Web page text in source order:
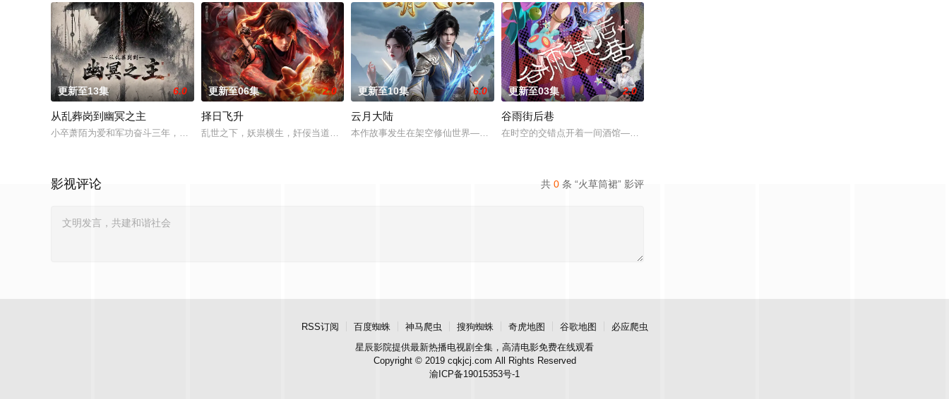
更新至13集 6.0
从乱葬岗到幽冥之主
小卒萧陌为爱和军功奋斗三年，却被恋人柳莺儿与将军之子赵昊联手背叛，残忍杀害后抛尸乱葬岗。濒死之际，他唤醒了上古魔刀“幽冥”，获得驱
更新至06集 2.0
择日飞升
乱世之下，妖祟横生，奸佞当道。又值幽界入侵，人、幽两界势力荼毒人间，捕蛇者许应因看不惯为幽界卖命的草头神欺压百姓，反抗犯下弑神之罪
更新至10集 6.0
云月大陆
本作故事发生在架空修仙世界——云月大陆。 大陆鼎盛时期由浣溪沙、赤霞峰、风吟山庄、无尘岛、轩辕门五大宗门共同守护，仙道昌盛。可轩辕
更新至03集 2.0
谷雨街后巷
在时空的交错点开着一间酒馆——谷雨街后巷。 无论城市的角落，还是繁星坠落的荒漠， 穿过现实的迷宫，欢
共 0 条 “火草筒裙” 影评
影视评论
RSS订阅 百度蜘蛛 神马爬虫 搜狗蜘蛛 奇虎地图 谷歌地图
必应爬虫
星辰影院提供最新热播电视剧全集，高清电影免费在线观看
Copyright © 2019 cqkjcj.com All Rights Reserved
渝ICP备19015353号-1